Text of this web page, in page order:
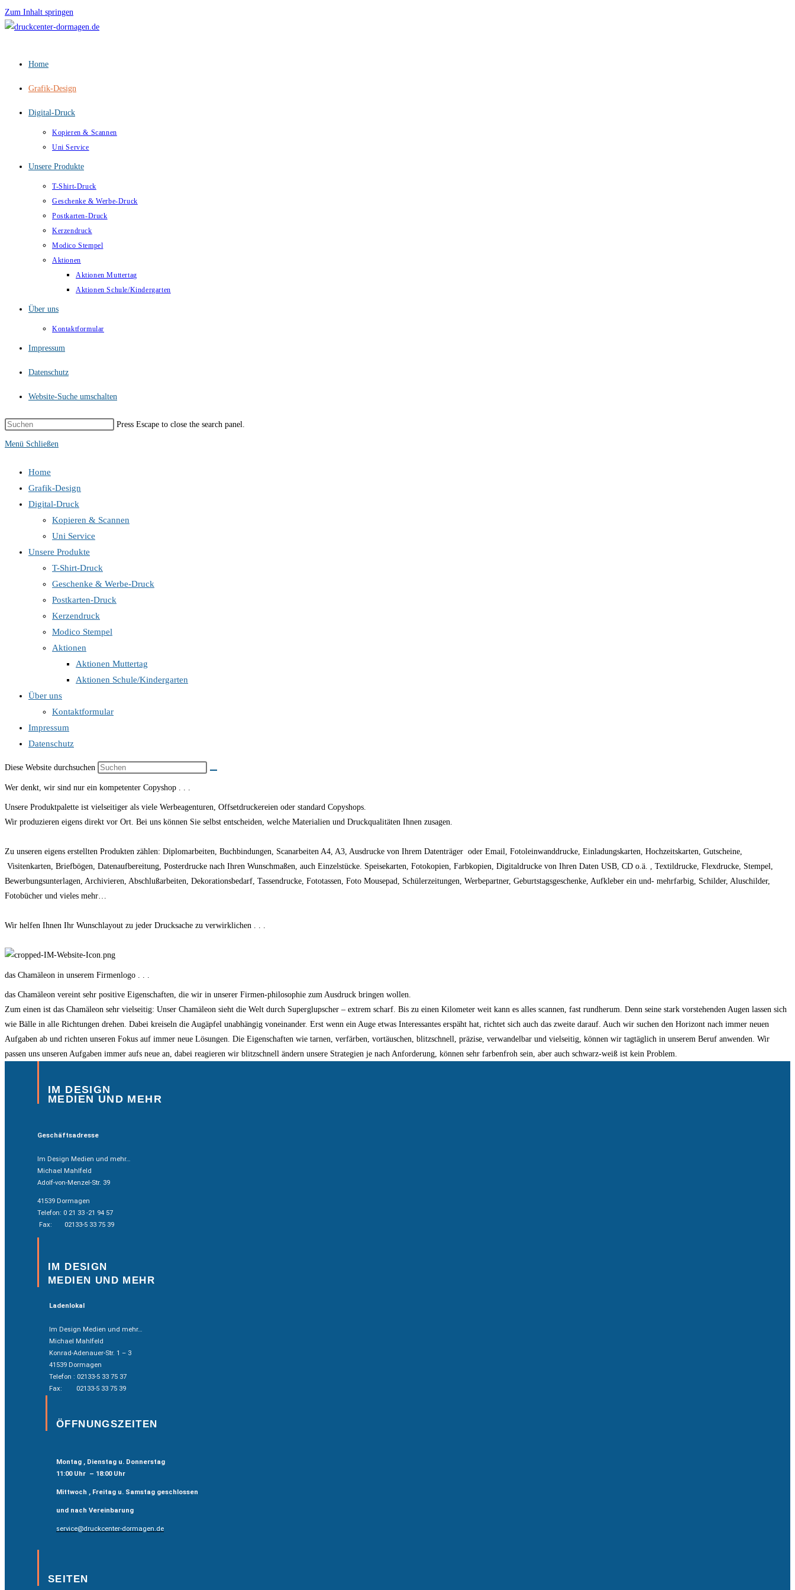
Zum Inhalt springen
Home
Grafik-Design
Digital-Druck
Kopieren & Scannen
Uni Service
Unsere Produkte
T-Shirt-Druck
Geschenke & Werbe-Druck
Postkarten-Druck
Kerzendruck
Modico Stempel
Aktionen
Aktionen Muttertag
Aktionen Schule/Kindergarten
Über uns
Kontaktformular
Impressum
Datenschutz
Website-Suche umschalten
Press Escape to close the search panel.
Menü Schließen
Home
Grafik-Design
Digital-Druck
Kopieren & Scannen
Uni Service
Unsere Produkte
T-Shirt-Druck
Geschenke & Werbe-Druck
Postkarten-Druck
Kerzendruck
Modico Stempel
Aktionen
Aktionen Muttertag
Aktionen Schule/Kindergarten
Über uns
Kontaktformular
Impressum
Datenschutz
Diese Website durchsuchen
Wer denkt, wir sind nur ein kompetenter Copyshop . . .
Unsere Produktpalette ist vielseitiger als viele Werbeagenturen, Offsetdruckereien oder standard Copyshops.
Wir produzieren eigens direkt vor Ort. Bei uns können Sie selbst entscheiden, welche Materialien und Druckqualitäten Ihnen zusagen.
Zu unseren eigens erstellten Produkten zählen: Diplomarbeiten, Buchbindungen, Scanarbeiten A4, A3, Ausdrucke von Ihrem Datenträger oder Email, Fotoleinwanddrucke, Einladungskarten, Hochzeitskarten, Gutscheine,
Visitenkarten, Briefbögen, Datenaufbereitung, Posterdrucke nach Ihren Wunschmaßen, auch Einzelstücke. Speisekarten, Fotokopien, Farbkopien, Digitaldrucke von Ihren Daten USB, CD o.ä. , Textildrucke, Flexdrucke, Stempel,
Bewerbungsunterlagen, Archivieren, Abschlußarbeiten, Dekorationsbedarf, Tassendrucke, Fototassen, Foto Mousepad, Schülerzeitungen, Werbepartner, Geburtstagsgeschenke, Aufkleber ein und- mehrfarbig, Schilder, Aluschilder,
Fotobücher und vieles mehr…
Wir helfen Ihnen Ihr Wunschlayout zu jeder Drucksache zu verwirklichen . . .
das Chamäleon in unserem Firmenlogo . . .​
das Chamäleon vereint sehr positive Eigenschaften, die wir in unserer Firmen-philosophie zum Ausdruck bringen wollen.
Zum einen ist das Chamäleon sehr vielseitig: Unser Chamäleon sieht die Welt durch Superglupscher – extrem scharf. Bis zu einen Kilometer weit kann es alles scannen, fast rundherum. Denn seine stark vorstehenden Augen lassen sich
wie Bälle in alle Richtungen drehen. Dabei kreiseln die Augäpfel unabhängig voneinander. Erst wenn ein Auge etwas Interessantes erspäht hat, richtet sich auch das zweite darauf. Auch wir suchen den Horizont nach immer neuen
Aufgaben ab und richten unseren Fokus auf immer neue Lösungen. Die Eigenschaften wie tarnen, verfärben, vortäuschen, blitzschnell, präzise, verwandelbar und vielseitig, können wir tagtäglich in unserem Beruf anwenden. Wir
passen uns unseren Aufgaben immer aufs neue an, dabei reagieren wir blitzschnell ändern unsere Strategien je nach Anforderung, können sehr farbenfroh sein, aber auch schwarz-weiß ist kein Problem.
IM DESIGN
MEDIEN UND MEHR
Geschäftsadresse
Im Design Medien und mehr…
Michael Mahlfeld
Adolf-von-Menzel-Str. 39
41539 Dormagen
Telefon: 0 21 33 -21 94 57
Fax: 02133-5 33 75 39
IM DESIGN
MEDIEN UND MEHR
Ladenlokal
Im Design Medien und mehr…
Michael Mahlfeld
Konrad-Adenauer-Str. 1 – 3
41539 Dormagen
Telefon : 02133-5 33 75 37
Fax: 02133-5 33 75 39
ÖFFNUNGSZEITEN
Montag , Dienstag u. Donnerstag
11:00 Uhr – 18:00 Uhr
Mittwoch , Freitag u. Samstag geschlossen
und nach Vereinbarung
service@druckcenter-dormagen.de
SEITEN